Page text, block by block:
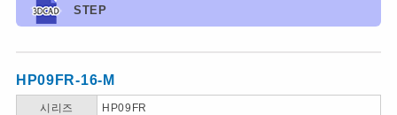
STEP
HP09FR-16-M
시리즈 HP09FR